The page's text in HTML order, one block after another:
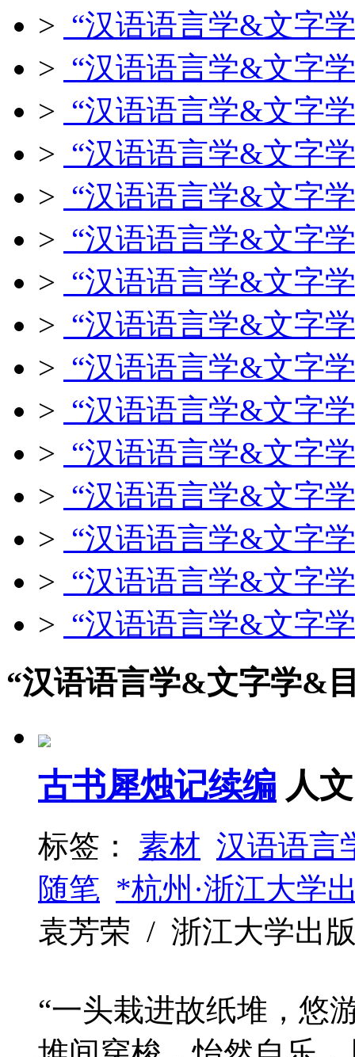
> “汉语语言学&文字
> “汉语语言学&文字
> “汉语语言学&文字
> “汉语语言学&文字
> “汉语语言学&文字
> “汉语语言学&文字
> “汉语语言学&文字
> “汉语语言学&文字
> “汉语语言学&文字
> “汉语语言学&文字
> “汉语语言学&文字
> “汉语语言学&文字
> “汉语语言学&文字
> “汉语语言学&文字
> “汉语语言学&文字
“汉语语言学&文字学&
古书犀烛记续编 人
标签： 素材 汉语语言
随笔 *杭州·浙江大学
袁芳荣 / 浙江大学出
“一头栽进故纸堆，悠